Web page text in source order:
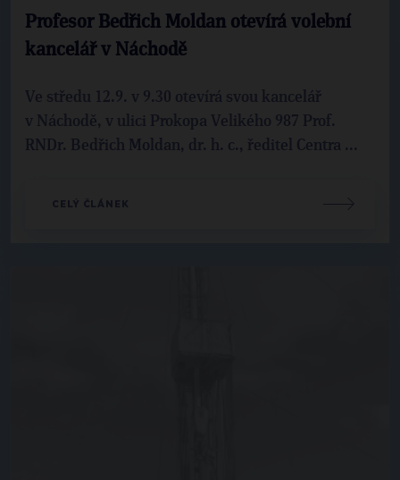
Profesor Bedřich Moldan otevírá volební
kancelář v Náchodě
Ve středu 12.9. v 9.30 otevírá svou kancelář
v Náchodě, v ulici Prokopa Velikého 987 Prof.
RNDr. Bedřich Moldan, dr. h. c., ředitel Centra ...
CELÝ ČLÁNEK